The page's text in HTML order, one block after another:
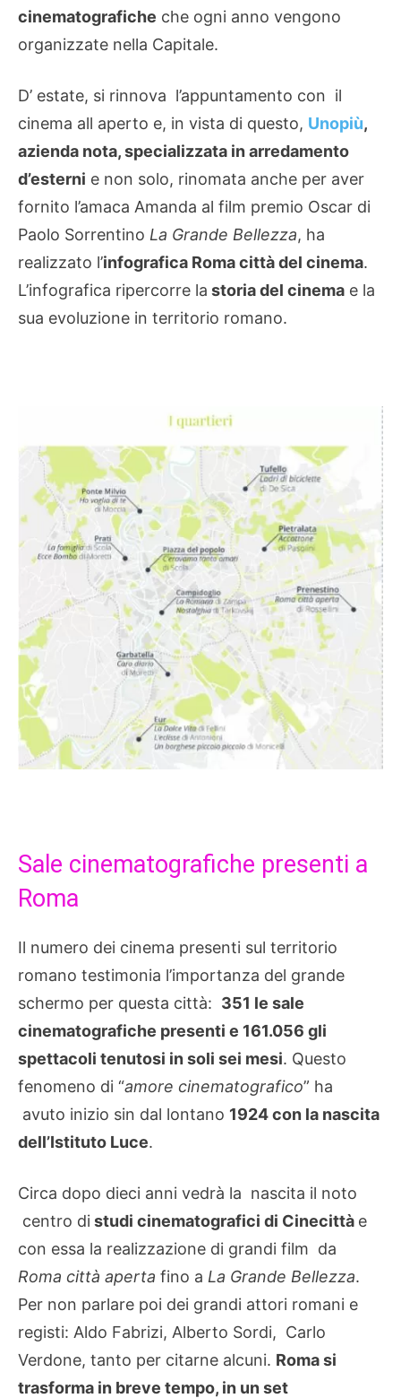
cinematografiche che ogni anno vengono
organizzate nella Capitale.
D’ estate, si rinnova l’appuntamento con il
cinema all aperto e, in vista di questo, Unopiù,
azienda nota, specializzata in arredamento
d’esterni e non solo, rinomata anche per aver
fornito l’amaca Amanda al film premio Oscar di
Paolo Sorrentino La Grande Bellezza, ha
realizzato l’infografica Roma città del cinema.
L’infografica ripercorre la storia del cinema e la
sua evoluzione in territorio romano.
Sale cinematografiche presenti a
Roma
Il numero dei cinema presenti sul territorio
romano testimonia l’importanza del grande
schermo per questa città: 351 le sale
cinematografiche presenti e 161.056 gli
spettacoli tenutosi in soli sei mesi. Questo
fenomeno di “amore cinematografico” ha
avuto inizio sin dal lontano 1924 con la nascita
dell’Istituto Luce.
Circa dopo dieci anni vedrà la nascita il noto
centro di studi cinematografici di Cinecittà e
con essa la realizzazione di grandi film da
Roma città aperta fino a La Grande Bellezza.
Per non parlare poi dei grandi attori romani e
registi: Aldo Fabrizi, Alberto Sordi, Carlo
Verdone, tanto per citarne alcuni. Roma si
trasforma in breve tempo, in un set